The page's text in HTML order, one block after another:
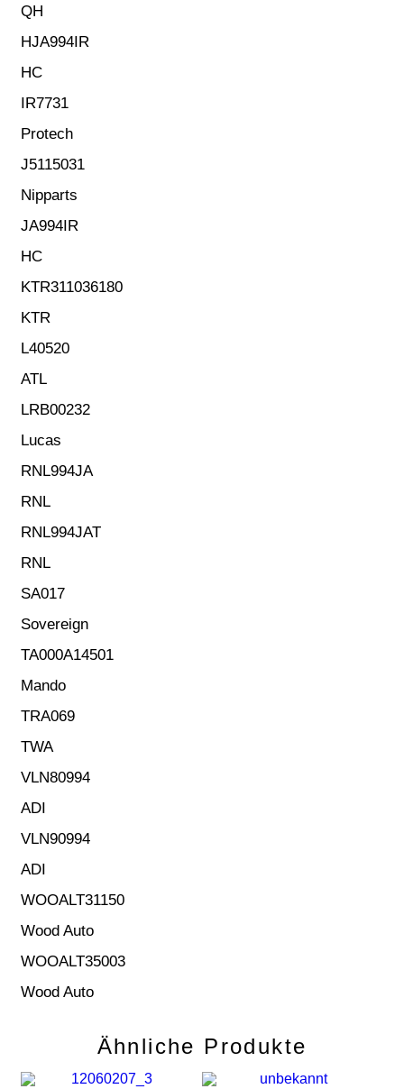
QH
HJA994IR
HC
IR7731
Protech
J5115031
Nipparts
JA994IR
HC
KTR311036180
KTR
L40520
ATL
LRB00232
Lucas
RNL994JA
RNL
RNL994JAT
RNL
SA017
Sovereign
TA000A14501
Mando
TRA069
TWA
VLN80994
ADI
VLN90994
ADI
WOOALT31150
Wood Auto
WOOALT35003
Wood Auto
Ähnliche Produkte